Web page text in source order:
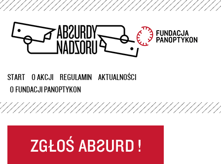
Przejdź
treści
START O AKCJI REGULAMIN
AKTUALNOŚCI
O FUNDACJI PANOPTYKON